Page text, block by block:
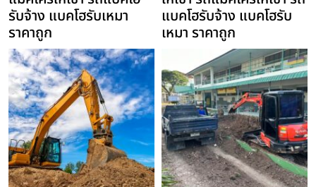
รับจ้าง แบคโฮรับเหมา
ราคาถูก
แบคโฮรับจ้าง แบคโฮรับ
เหมา ราคาถูก